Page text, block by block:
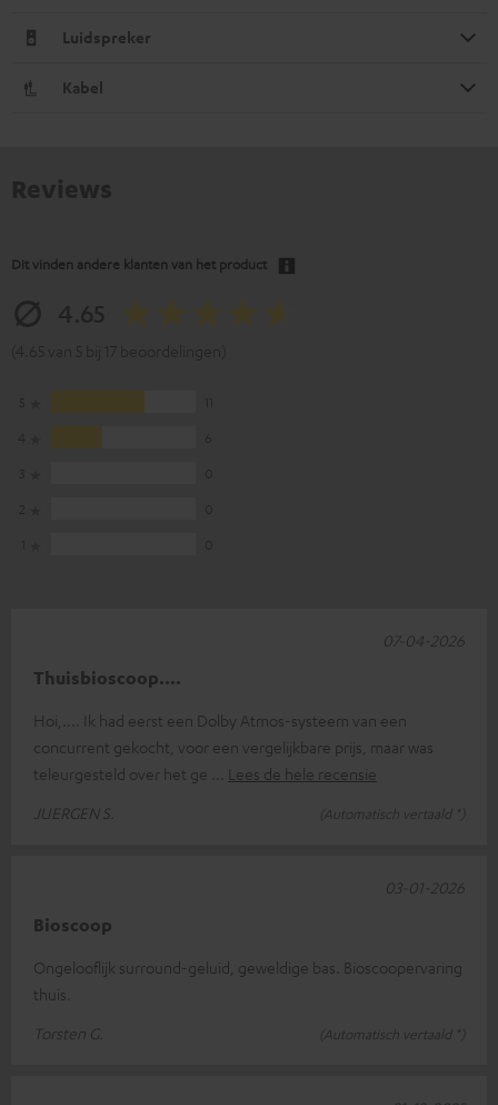
Luidspreker
Kabel
Dit vinden andere klanten van het product
Thuisbioscoop....
Hoi,.... Ik had eerst een Dolby Atmos-systeem van een
concurrent gekocht, voor een vergelijkbare prijs, maar was
teleurgesteld over het ge
Lees de hele recensie
JUERGEN S.
(Automatisch vertaald *)
07-04-2026
Bioscoop
Ongelooflijk surround-geluid, geweldige bas. Bioscoopervaring
thuis.
Torsten G.
(Automatisch vertaald *)
03-01-2026